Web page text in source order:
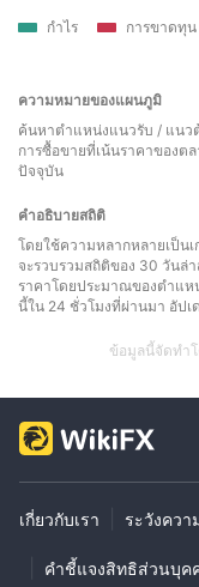
กำไร การขาดทุน
ความหมายของแผนภูมิ
ค้นหาตำแหน่งแนวรับ / แนว
การซื้อขายที่เน้นราคาของต
ปัจจุบัน
คำอธิบายสถิติ
โดยใช้ความหลากหลายเป็น
จะรวบรวมสถิติของ 30 วันล่
ราคาโดยประมาณของตำแห
นี้ใน 24 ชั่วโมงที่ผ่านมา อัป
ข้อมูลนี้จัดทำ
เกี่ยวกับเรา ระวังควา
คำชี้แจงสิทธิส่วนบุค